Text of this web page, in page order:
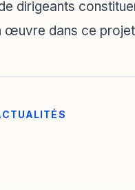
dirigeants
œuvre dans ce